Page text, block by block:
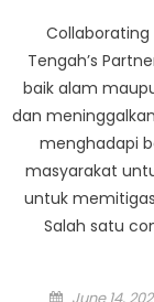
Collaborating
Tengah’s
baik alam
dan
menghadapi
masyarakat
untuk
Salah satu
Posted